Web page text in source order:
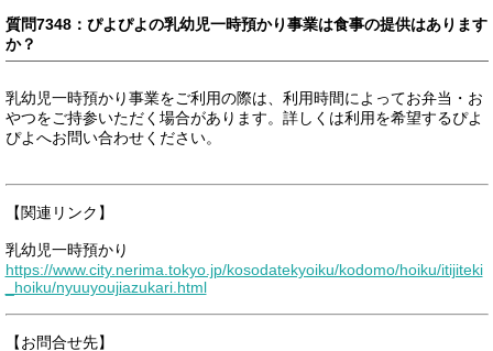
質問7348：ぴよぴよの乳幼児一時預かり事業は食事の提供はあります
か？
乳幼児一時預かり事業をご利用の際は、利用時間によってお弁当・お
やつをご持参いただく場合があります。詳しくは利用を希望するぴよ
ぴよへお問い合わせください。
【関連リンク】
乳幼児一時預かり
https://www.city.nerima.tokyo.jp/kosodatekyoiku/kodomo/hoiku/itijiteki
_hoiku/nyuuyoujiazukari.html
【お問合せ先】